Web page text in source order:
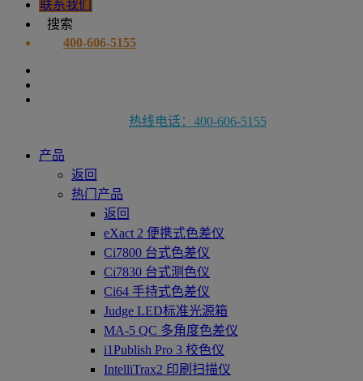
联系我们
搜索
400-606-5155
热线电话：400-606-5155
产品
返回
热门产品
返回
eXact 2 便携式色差仪
Ci7800 台式色差仪
Ci7830 台式测色仪
Ci64 手持式色差仪
Judge LED标准光源箱
MA-5 QC 多角度色差仪
i1Publish Pro 3 校色仪
IntelliTrax2 印刷扫描仪